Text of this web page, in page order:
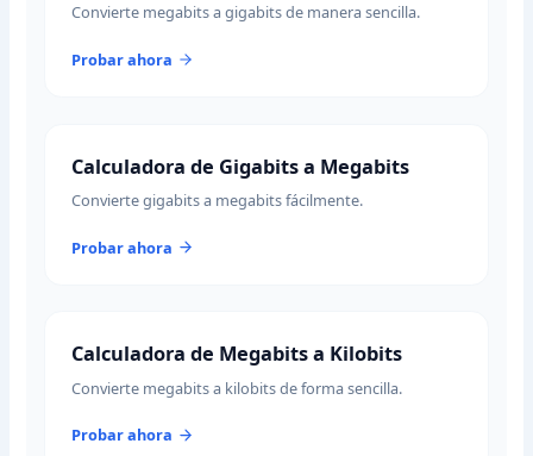
Convierte megabits a gigabits de manera sencilla.
Probar ahora
Calculadora de Gigabits a Megabits
Convierte gigabits a megabits fácilmente.
Probar ahora
Calculadora de Megabits a Kilobits
Convierte megabits a kilobits de forma sencilla.
Probar ahora